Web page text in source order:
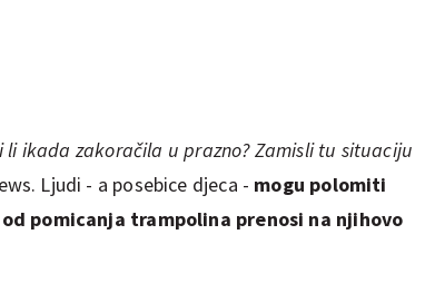
ikada zakoračila u prazno? Zamisli tu situaciju
Ljudi - a posebice djeca - mogu polomiti
pomicanja trampolina prenosi na njihovo